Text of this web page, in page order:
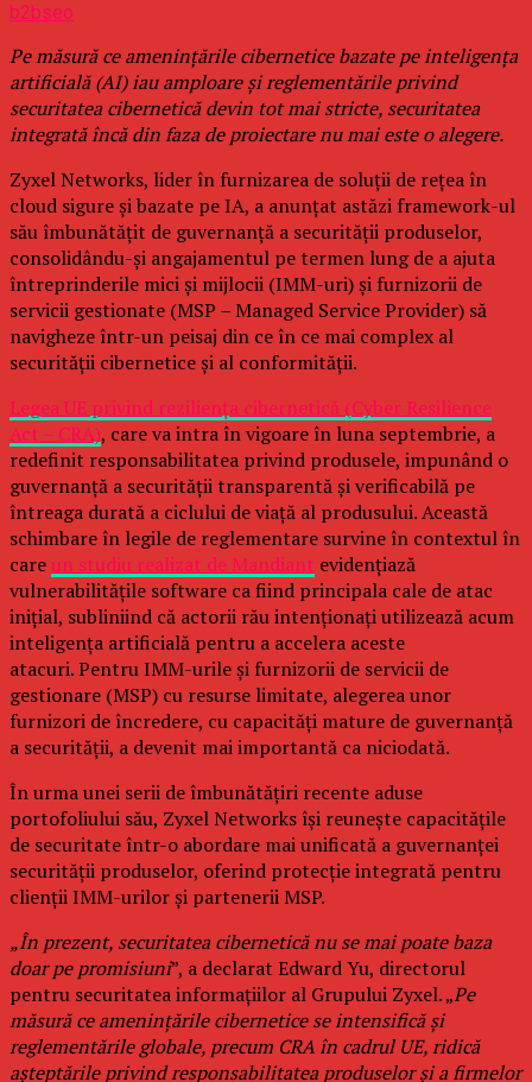
b2bseo
Pe măsură ce amenințările cibernetice bazate pe inteligența
artificială (AI) iau amploare și reglementările privind
securitatea cibernetică devin tot mai stricte, securitatea
integrată încă din faza de proiectare nu mai este o alegere.
Zyxel Networks, lider în furnizarea de soluții de rețea în
cloud sigure și bazate pe IA, a anunțat astăzi framework-ul
său îmbunătățit de guvernanță a securității produselor,
consolidându-și angajamentul pe termen lung de a ajuta
întreprinderile mici și mijlocii (IMM-uri) și furnizorii de
servicii gestionate (MSP – Managed Service Provider) să
navigheze într-un peisaj din ce în ce mai complex al
securității cibernetice și al conformității.
Legea UE privind reziliența cibernetică (Cyber Resilience
Act – CRA), care va intra în vigoare în luna septembrie, a
redefinit responsabilitatea privind produsele, impunând o
guvernanță a securității transparentă și verificabilă pe
întreaga durată a ciclului de viață al produsului. Această
schimbare în legile de reglementare survine în contextul în
careun studiu realizat de Mandiant evidențiază
vulnerabilitățile software ca fiind principala cale de atac
inițial, subliniind că actorii rău intenționați utilizează acum
inteligența artificială pentru a accelera aceste
atacuri. Pentru IMM-urile și furnizorii de servicii de
gestionare (MSP) cu resurse limitate, alegerea unor
furnizori de încredere, cu capacități mature de guvernanță
a securității, a devenit mai importantă ca niciodată.
În urma unei serii de îmbunătățiri recente aduse
portofoliului său, Zyxel Networks își reunește capacitățile
de securitate într-o abordare mai unificată a guvernanței
securității produselor, oferind protecție integrată pentru
clienții IMM-urilor și partenerii MSP.
„În prezent, securitatea cibernetică nu se mai poate baza
doar pe promisiuni”, a declarat Edward Yu, directorul
pentru securitatea informațiilor al Grupului Zyxel. „Pe
măsură ce amenințările cibernetice se intensifică și
reglementările globale, precum CRA în cadrul UE, ridică
așteptările privind responsabilitatea produselor și a firmelor